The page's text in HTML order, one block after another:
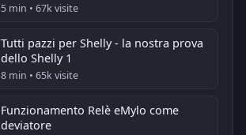
5 min • 67k visite
Tutti pazzi per Shelly - la nostra prova
dello Shelly 1
8 min • 65k visite
Funzionamento Relè eMylo come
deviatore